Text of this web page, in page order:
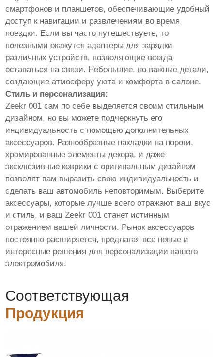
смартфонов и планшетов, обеспечивающие удобный
доступ к навигации и развлечениям во время
поездки. Если вы часто путешествуете, то
полезными окажутся адаптеры для зарядки
различных устройств, позволяющие всегда
оставаться на связи. Небольшие, но важные детали,
создающие атмосферу уюта и комфорта в салоне.
Стиль и персонализация:
Zeekr 001 сам по себе выделяется своим стильным
дизайном, но вы можете подчеркнуть его
индивидуальность с помощью дополнительных
аксессуаров. Разнообразные накладки на пороги,
хромированные элементы декора, и даже
эксклюзивные коврики с оригинальным дизайном
позволят вам выразить свою индивидуальность и
сделать ваш автомобиль неповторимым. Выберите
аксессуары, которые лучше всего отражают ваш вкус
и стиль, и ваш Zeekr 001 станет истинным
отражением вашей личности. Рынок аксессуаров
постоянно расширяется, предлагая все новые и
интересные решения для персонализации вашего
электромобиля.
Соответствующая
Продукция